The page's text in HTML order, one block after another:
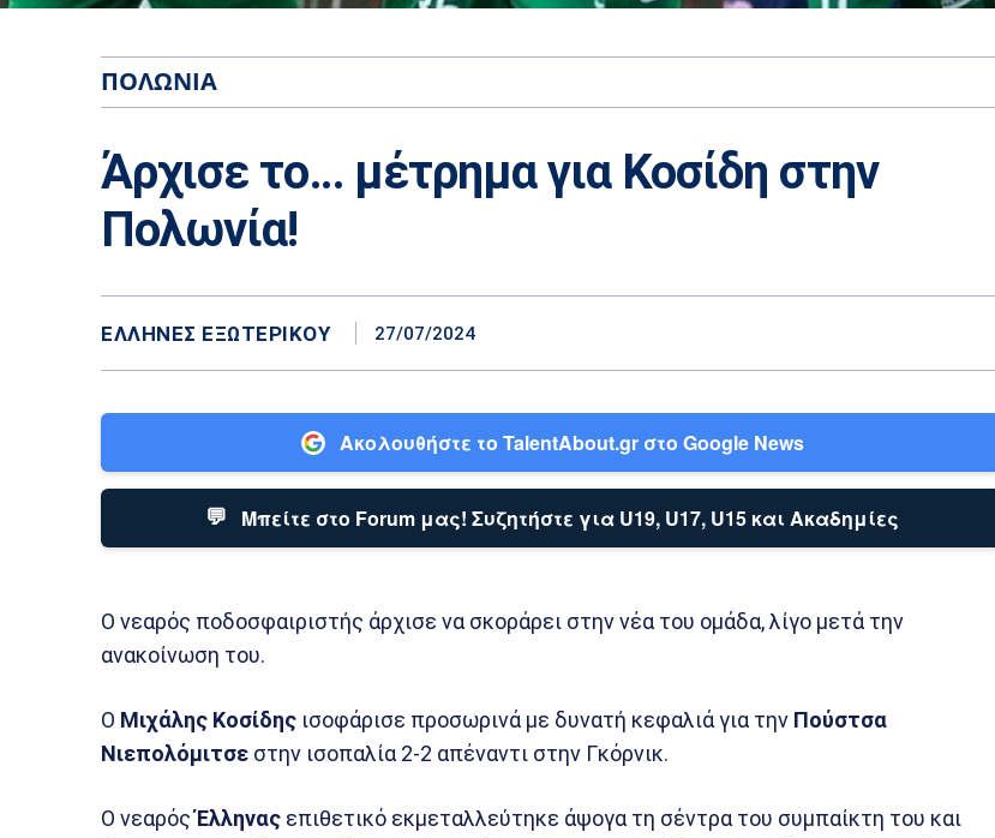
ΠΟΛΩΝΊΑ
Άρχισε το… μέτρημα για Κοσίδη στην
Πολωνία!
ΕΛΛΗΝΕΣ ΕΞΩΤΕΡΙΚΟΎ 27/07/2024
Ακολουθήστε το TalentAbout.gr στο Google News
💬 Μπείτε στο Forum μας! Συζητήστε για U19, U17, U15 και Ακαδημίες
Ο νεαρός ποδοσφαιριστής άρχισε να σκοράρει στην νέα του ομάδα, λίγο μετά την
ανακοίνωση του.
Ο Μιχάλης Κοσίδης ισοφάρισε προσωρινά με δυνατή κεφαλιά για την Πούστσα
Νιεπολόμιτσε στην ισοπαλία 2-2 απέναντι στην Γκόρνικ.
Ο νεαρόςΈλληνας επιθετικό εκμεταλλεύτηκε άψογα τη σέντρα του συμπαίκτη του και